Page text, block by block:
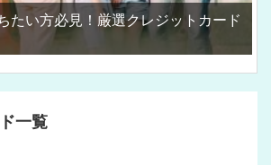
たい方必見！厳選クレジットカード
一覧